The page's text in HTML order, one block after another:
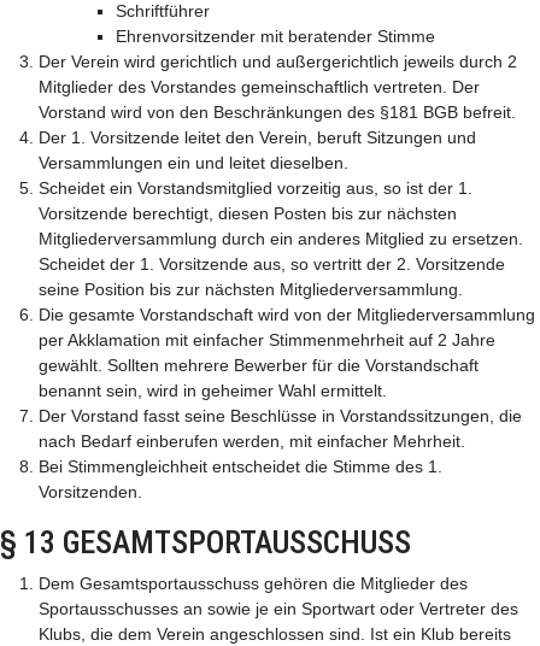
Schriftführer
Ehrenvorsitzender mit beratender Stimme
Der Verein wird gerichtlich und außergerichtlich jeweils durch 2
Mitglieder des Vorstandes gemeinschaftlich vertreten. Der
Vorstand wird von den Beschränkungen des §181 BGB befreit.
Der 1. Vorsitzende leitet den Verein, beruft Sitzungen und
Versammlungen ein und leitet dieselben.
Scheidet ein Vorstandsmitglied vorzeitig aus, so ist der 1.
Vorsitzende berechtigt, diesen Posten bis zur nächsten
Mitgliederversammlung durch ein anderes Mitglied zu ersetzen.
Scheidet der 1. Vorsitzende aus, so vertritt der 2. Vorsitzende
seine Position bis zur nächsten Mitgliederversammlung.
Die gesamte Vorstandschaft wird von der Mitgliederversammlung
per Akklamation mit einfacher Stimmenmehrheit auf 2 Jahre
gewählt. Sollten mehrere Bewerber für die Vorstandschaft
benannt sein, wird in geheimer Wahl ermittelt.
Der Vorstand fasst seine Beschlüsse in Vorstandssitzungen, die
nach Bedarf einberufen werden, mit einfacher Mehrheit.
Bei Stimmengleichheit entscheidet die Stimme des 1.
Vorsitzenden.
§ 13 GESAMTSPORTAUSSCHUSS
Dem Gesamtsportausschuss gehören die Mitglieder des
Sportausschusses an sowie je ein Sportwart oder Vertreter des
Klubs, die dem Verein angeschlossen sind. Ist ein Klub bereits